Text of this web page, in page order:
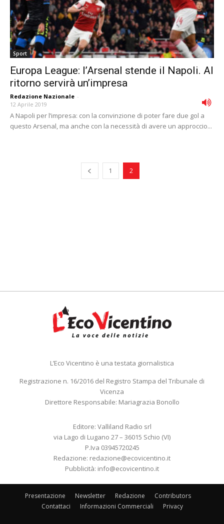
Sport
Europa League: l’Arsenal stende il Napoli. Al
ritorno servirà un’impresa
Redazione Nazionale -
12 Aprile 2019
A Napoli per l’impresa: con la convinzione di poter fare due gol a
questo Arsenal, ma anche con la necessità di avere un approccio...
1 2
L’Eco Vicentino è una testata giornalistica
Registrazione n. 16/2016 del Registro Stampa del Tribunale di
Vicenza
Direttore Responsabile: Mariagrazia Bonollo
Editore: Valliland Radio srl
via Lago di Lugano 27 – 36015 Schio (VI)
P.Iva 03945720245
Redazione: redazione@ecovicentino.it
Pubblicità: info@ecovicentino.it
Presentazione Newsletter Redazione
Contributors
Contattaci
Informazioni Commerciali Privacy